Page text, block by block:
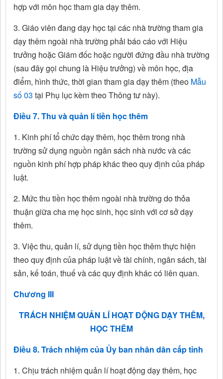
hợp với môn học tham gia dạy thêm.
3. Giáo viên đang dạy học tại các nhà trường tham gia
dạy thêm ngoài nhà trường phải báo cáo với Hiệu
trưởng hoặc Giám đốc hoặc người đứng đầu nhà trường
(sau đây gọi chung là Hiệu trưởng) về môn học, địa
điểm, hình thức, thời gian tham gia dạy thêm (theo Mẫu
số 03 tại Phụ lục kèm theo Thông tư này).
Điều 7. Thu và quản lí tiền học thêm
1. Kinh phí tổ chức dạy thêm, học thêm trong nhà
trường sử dụng nguồn ngân sách nhà nước và các
nguồn kinh phí hợp pháp khác theo quy định của pháp
luật.
2. Mức thu tiền học thêm ngoài nhà trường do thỏa
thuận giữa cha mẹ học sinh, học sinh với cơ sở dạy
thêm.
3. Việc thu, quản lí, sử dụng tiền học thêm thực hiện
theo quy định của pháp luật về tài chính, ngân sách, tài
sản, kế toán, thuế và các quy định khác có liên quan.
Chương III
TRÁCH NHIỆM QUẢN LÍ HOẠT ĐỘNG DẠY THÊM,
HỌC THÊM
Điều 8. Trách nhiệm của Ủy ban nhân dân cấp tỉnh
1. Chịu trách nhiệm quản lí hoạt động dạy thêm, học